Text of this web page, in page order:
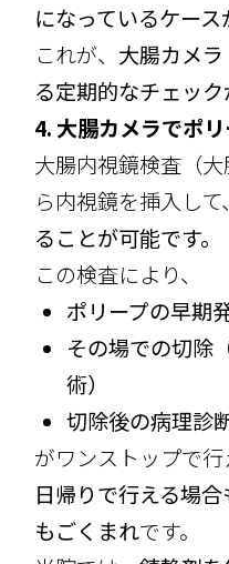
になっているケース
これが、 大腸カメ
る定期的なチェック
4. 大腸カメラでポ
大腸内視鏡検査（
ら内視鏡を挿入して、
ることが可能です。
この検査により、
ポリープの早期
その場での切除
術）
切除後の病理診
がワンストップで行
日帰りで行える場
もごくまれです。